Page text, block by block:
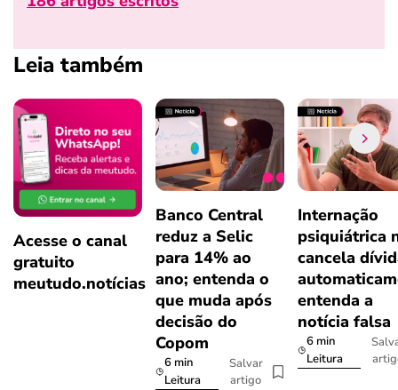
Leia também
Acesse o canal
gratuito
meutudo.notícias
Banco Central
reduz a Selic
para 14% ao
ano; entenda o
que muda após
decisão do
Copom
6 min
Leitura
Salvar
artigo
Internação
psiquiátrica
cancela
entenda a
notícia falsa
6 min
Leitura